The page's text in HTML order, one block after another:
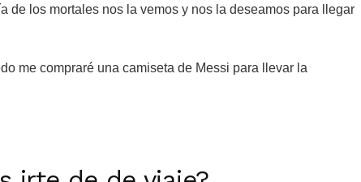
de los mortales nos la vemos y nos la deseamos para llegar
me compraré una camiseta de Messi para llevar la